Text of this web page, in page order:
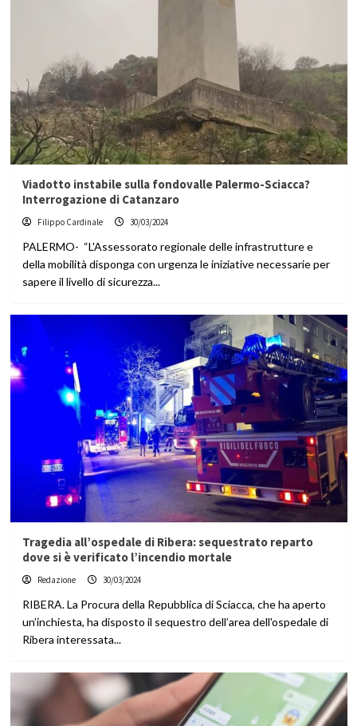
Viadotto instabile sulla fondovalle Palermo-Sciacca?
Interrogazione di Catanzaro
Filippo Cardinale 30/03/2024
PALERMO- “L'Assessorato regionale delle infrastrutture e
della mobilità disponga con urgenza le iniziative necessarie per
sapere il livello di sicurezza...
Tragedia all’ospedale di Ribera: sequestrato reparto
dove si è verificato l’incendio mortale
Redazione 30/03/2024
RIBERA. La Procura della Repubblica di Sciacca, che ha aperto
un’inchiesta, ha disposto il sequestro dell’area dell'ospedale di
Ribera interessata...